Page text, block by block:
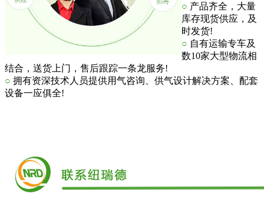
○ 产品齐全，大量
库存现货供应，及
时发货!
○ 自有运输专车及
数10家大型物流相
结合，送货上门，售后跟踪一条龙服务!
○ 拥有资深技术人员提供用气咨询、供气设计解决方案、配套
设备一应俱全!